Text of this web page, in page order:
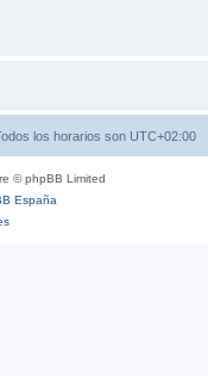
los horarios son UTC+02:00
© phpBB Limited
España